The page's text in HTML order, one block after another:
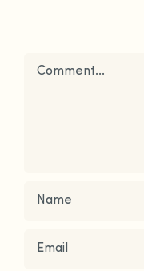
Comment